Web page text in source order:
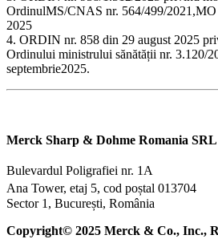
OrdinulMS/CNAS nr. 564/499/2021,MO
2025
4. ORDIN nr. 858 din 29 august 2025
Ordinului ministrului sănătății nr. 3.120/
septembrie2025.
Merck Sharp & Dohme Romania SRL
Bulevardul Poligrafiei nr. 1A
Ana Tower, etaj 5, cod poștal 013704
Sector 1, București, România
Copyright© 2025 Merck & Co., Inc.,